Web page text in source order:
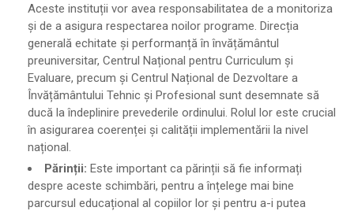
Aceste instituții vor avea responsabilitatea de a monitoriza
și de a asigura respectarea noilor programe. Direcția
generală echitate și performanță în învățământul
preuniversitar, Centrul Național pentru Curriculum și
Evaluare, precum și Centrul Național de Dezvoltare a
Învățământului Tehnic și Profesional sunt desemnate să
ducă la îndeplinire prevederile ordinului. Rolul lor este crucial
în asigurarea coerenței și calității implementării la nivel
național.
Părinții: Este important ca părinții să fie informați
despre aceste schimbări, pentru a înțelege mai bine
parcursul educațional al copiilor lor și pentru a-i putea